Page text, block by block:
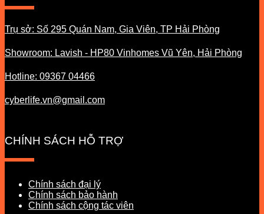
Trụ sở: Số 295 Quán Nam, Gia Viên, TP Hải Phòng
Showroom: Lavish - HP80 Vinhomes Vũ Yên, Hải Phòng
Hotline: 09367 04466
cyberlife.vn@gmail.com
CHÍNH SÁCH HỖ TRỢ
Chính sách đại lý
Chính sách bảo hành
Chính sách cộng tác viên